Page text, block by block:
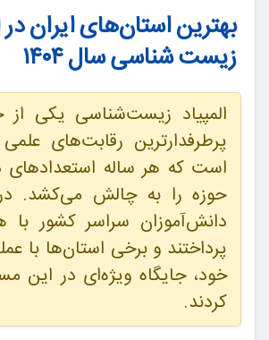
بهترین استان‌های ایران در
زیست شناسی سال ۱۴۰۴
المپیاد زیست‌شناسی یکی از
پرطرفدارترین رقابت‌های
است که هر ساله
دانش‌آموزان سراسر کشور با
پرداختند و برخی استان‌ها با
خود، جایگاه ویژه‌ای در این
کردند.